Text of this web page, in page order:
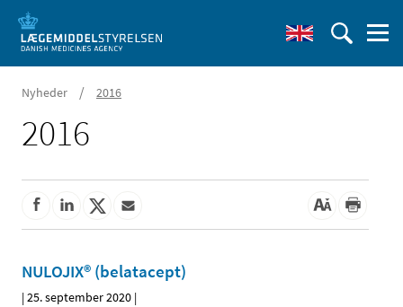
Nyheder / 2016
2016
NULOJIX® (belatacept)
|25. september 2020 |